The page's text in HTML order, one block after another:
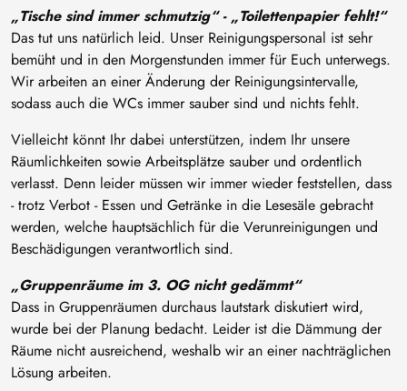
„Tische sind immer schmutzig“ - „Toilettenpapier fehlt!“
Das tut uns natürlich leid. Unser Reinigungspersonal ist sehr
bemüht und in den Morgenstunden immer für Euch unterwegs.
Wir arbeiten an einer Änderung der Reinigungsintervalle,
sodass auch die WCs immer sauber sind und nichts fehlt.
Vielleicht könnt Ihr dabei unterstützen, indem Ihr unsere
Räumlichkeiten sowie Arbeitsplätze sauber und ordentlich
verlasst. Denn leider müssen wir immer wieder feststellen, dass
- trotz Verbot - Essen und Getränke in die Lesesäle gebracht
werden, welche hauptsächlich für die Verunreinigungen und
Beschädigungen verantwortlich sind.
„Gruppenräume im 3. OG nicht gedämmt“
Dass in Gruppenräumen durchaus lautstark diskutiert wird,
wurde bei der Planung bedacht. Leider ist die Dämmung der
Räume nicht ausreichend, weshalb wir an einer nachträglichen
Lösung arbeiten.